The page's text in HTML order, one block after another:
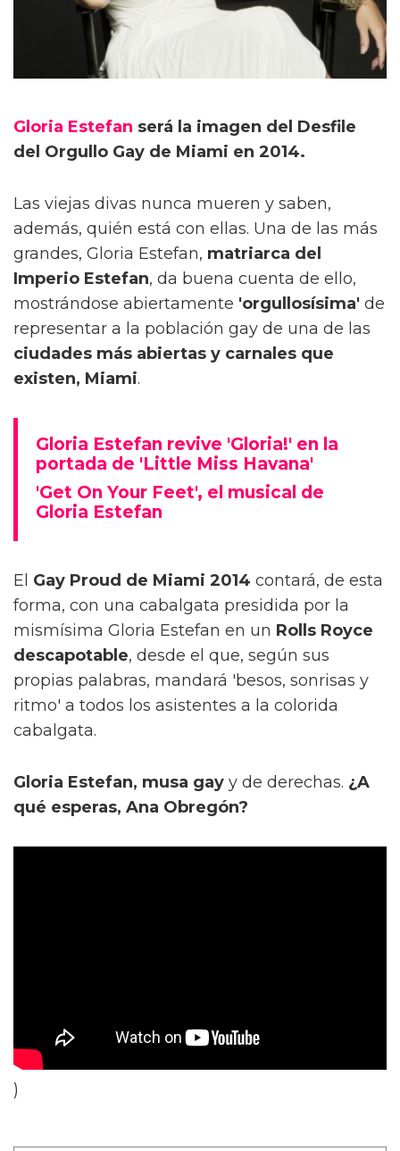
Gloria Estefan será la imagen del Desfile
del Orgullo Gay de Miami en 2014.
Las viejas divas nunca mueren y saben,
además, quién está con ellas. Una de las más
grandes, Gloria Estefan, matriarca del
Imperio Estefan, da buena cuenta de ello,
mostrándose abiertamente 'orgullosísima' de
representar a la población gay de una de las
ciudades más abiertas y carnales que
existen, Miami.
Gloria Estefan revive 'Gloria!' en la
portada de 'Little Miss Havana'
'Get On Your Feet', el musical de
Gloria Estefan
El Gay Proud de Miami 2014 contará, de esta
forma, con una cabalgata presidida por la
mismísima Gloria Estefan en un Rolls Royce
descapotable, desde el que, según sus
propias palabras, mandará 'besos, sonrisas y
ritmo' a todos los asistentes a la colorida
cabalgata.
Gloria Estefan, musa gay y de derechas. ¿A
qué esperas, Ana Obregón?
)